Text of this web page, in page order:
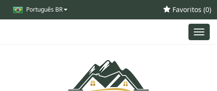
Português BR Favoritos (0)